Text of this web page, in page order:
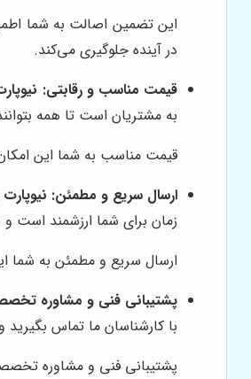
این تضمین اصالت به شما
در آینده جلوگیری می‌کند.
قیمت مناسب و رقابتی:
به مشتریان است تا همه
قیمت مناسب به شما این امکان
ارسال سریع و مطمئن: نیوپارت
زمان برای شما ارزشمند است
ارسال سریع و مطمئن به شما
پشتیبانی فنی و مشاوره
با کارشناسان ما تماس بگیرید
پشتیبانی فنی و مشاوره